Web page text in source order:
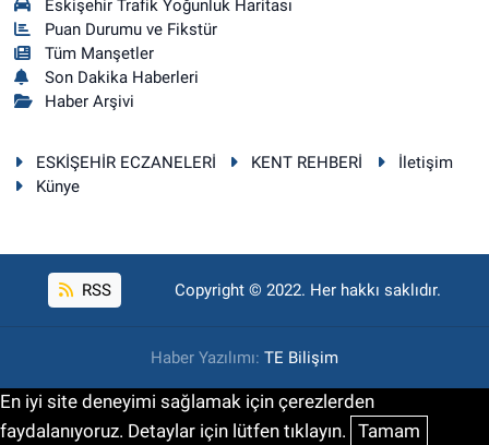
Eskişehir Trafik Yoğunluk Haritası
Puan Durumu ve Fikstür
Tüm Manşetler
Son Dakika Haberleri
Haber Arşivi
ESKİŞEHİR ECZANELERİ KENT REHBERİ
İletişim
Künye
RSS Copyright © 2022. Her hakkı saklıdır.
Haber Yazılımı: TE Bilişim
En iyi site deneyimi sağlamak için çerezlerden
faydalanıyoruz. Detaylar için lütfen tıklayın. Tamam